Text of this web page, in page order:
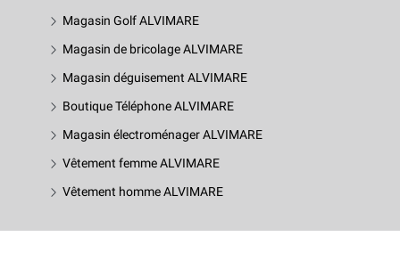
Magasin Golf ALVIMARE
Magasin de bricolage ALVIMARE
Magasin déguisement ALVIMARE
Boutique Téléphone ALVIMARE
Magasin électroménager ALVIMARE
Vêtement femme ALVIMARE
Vêtement homme ALVIMARE